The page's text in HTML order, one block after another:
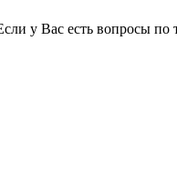
у Вас есть вопросы